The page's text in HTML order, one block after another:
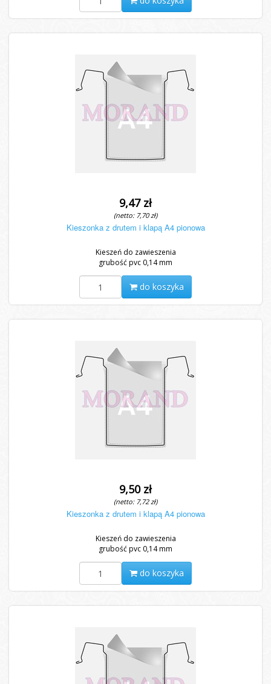
9,47 zł
(netto: 7,70 zł)
Kieszonka z drutem i klapą A4 pionowa
Kieszeń do zawieszenia
grubość pvc 0,14 mm
do koszyka
9,50 zł
(netto: 7,72 zł)
Kieszonka z drutem i klapą A4 pionowa
Kieszeń do zawieszenia
grubość pvc 0,14 mm
do koszyka